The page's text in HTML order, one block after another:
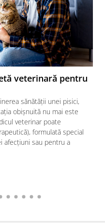
veterinară pentru
sănătății unei pisici,
obișnuită nu mai este
veterinar poate
formulată special
afecțiuni sau pentru a